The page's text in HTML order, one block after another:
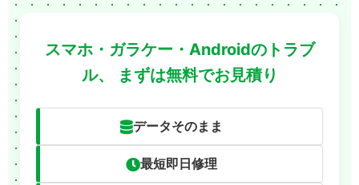
スマホ・ガラケー・Androidのトラブ
ル、
まずは無料でお見積り
データそのまま
最短即日修理